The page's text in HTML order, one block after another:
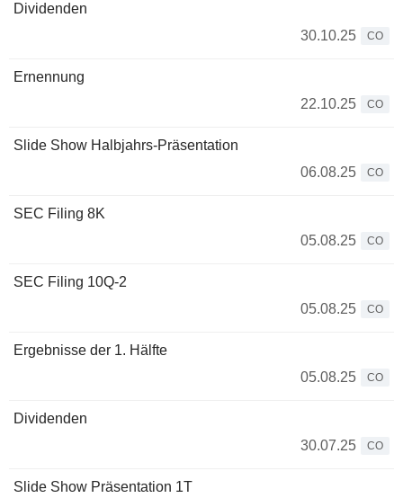
Dividenden
30.10.25
CO
Ernennung
22.10.25
CO
Slide Show Halbjahrs-Präsentation
06.08.25
CO
SEC Filing 8K
05.08.25
CO
SEC Filing 10Q-2
05.08.25
CO
Ergebnisse der 1. Hälfte
05.08.25
CO
Dividenden
30.07.25
CO
Slide Show Präsentation 1T